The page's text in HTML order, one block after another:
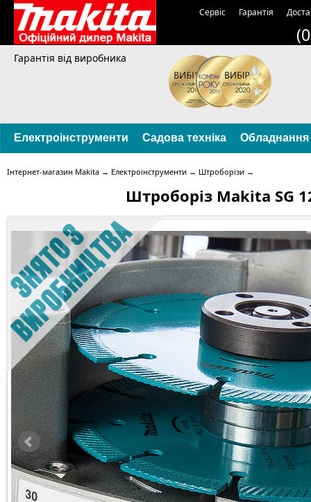
Сервіс Гарантія
Гарантія від виробника
Електроінструменти Садова техніка Обладнання
Інтернет-магазин Makita → Електроінструменти → Штроборізи →
Штроборіз Makita SG